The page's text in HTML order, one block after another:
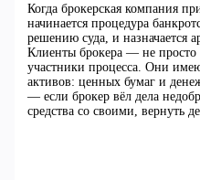
Когда брокерская компания
начинается процедура
решению суда, и назначается
Клиенты брокера — не просто
участники процесса. Они
активов: ценных бумаг и
— если брокер вёл дела
средства со своими, вернуть